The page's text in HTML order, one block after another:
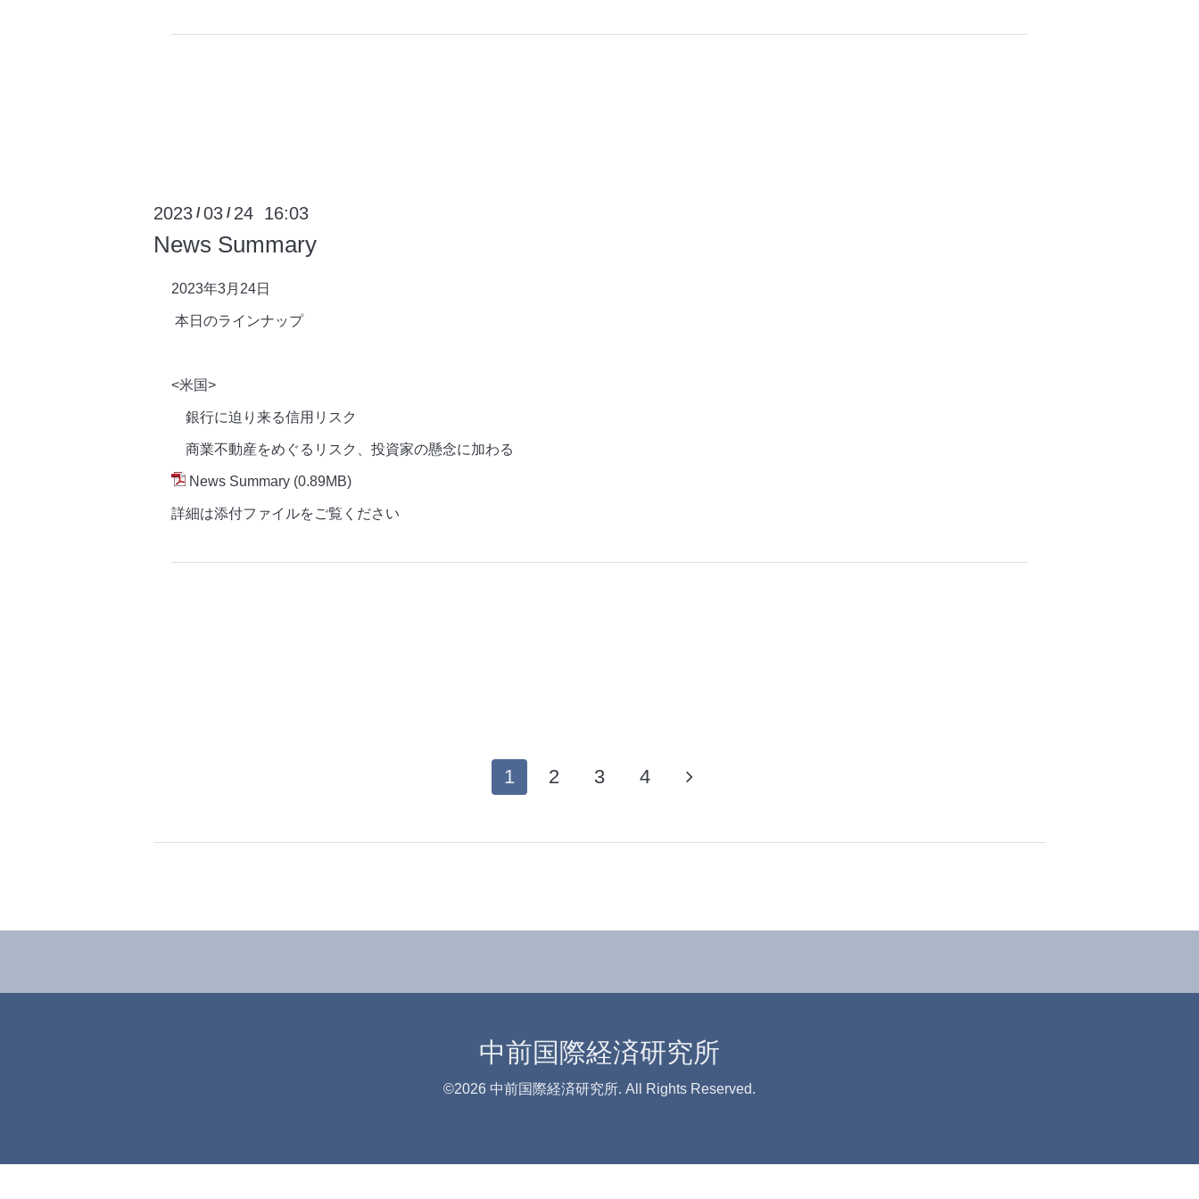
2023 /03 / 24 16:03
News Summary
2023年3月24日
本日のラインナップ
<米国>
銀行に迫り来る信用リスク
商業不動産をめぐるリスク、投資家の懸念に加わる
News Summary (0.89MB)
詳細は添付ファイルをご覧ください
1 2 3 4
中前国際経済研究所
©2026 中前国際経済研究所. All Rights Reserved.